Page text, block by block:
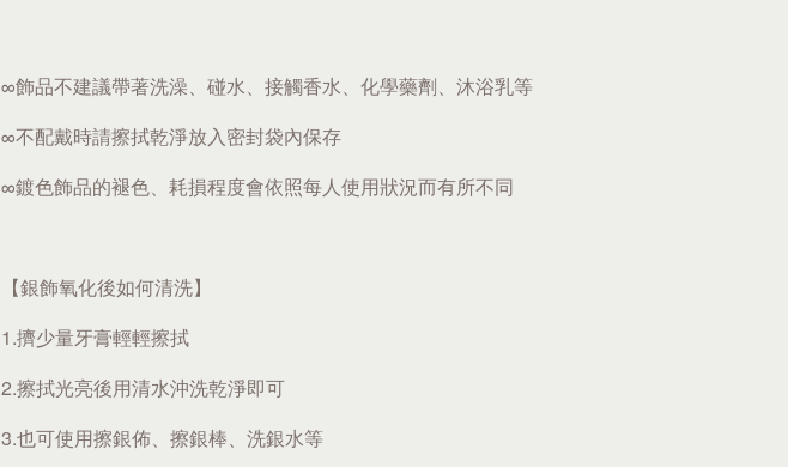
∞飾品不建議帶著洗澡、碰水、接觸香水、化學藥劑、沐浴乳等
∞不配戴時請擦拭乾淨放入密封袋內保存
∞鍍色飾品的褪色、耗損程度會依照每人使用狀況而有所不同
【銀飾氧化後如何清洗】
1.擠少量牙膏輕輕擦拭
2.擦拭光亮後用清水沖洗乾淨即可
3.也可使用擦銀佈、擦銀棒、洗銀水等